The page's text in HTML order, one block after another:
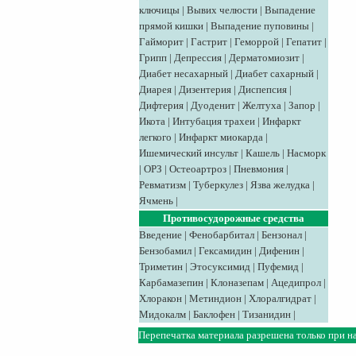
ключицы | Вывих челюсти | Выпадение
прямой кишки | Выпадение пуповины |
Гайморит | Гастрит | Геморрой | Гепатит |
Грипп | Депрессия | Дерматомиозит |
Диабет несахарный | Диабет сахарный |
Диарея | Дизентерия | Диспепсия |
Дифтерия | Дуоденит | Желтуха | Запор |
Икота | Интубация трахеи | Инфаркт
легкого | Инфаркт миокарда |
Ишемический инсульт | Кашель | Насморк
| ОРЗ | Остеоартроз | Пневмония |
Ревматизм | Туберкулез | Язва желудка |
Ячмень |
Противосудорожные средства
Введение | Фенобарбитал | Бензонал |
Бензобамил | Гексамидин | Дифенин |
Триметин | Этосуксимид | Пуфемид |
Карбамазепин | Клоназепам | Ацедипрол |
Хлоракон | Метиндион | Хлоралгидрат |
Мидокалм | Баклофен | Тизанидин |
Перепечатка материала разрешена только при